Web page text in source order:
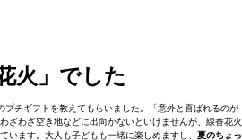
火」でした
チギフトを教えてもらいました。「意外と喜ばれるのが
ざわざ空き地などに出向かないといけませんが、線香花火
ます。大人も子どもも一緒に楽しめますし、 夏のちょっ